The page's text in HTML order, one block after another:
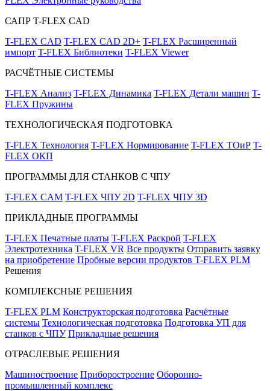
САПР T-FLEX CAD
T-FLEX CAD T-FLEX CAD 2D+ T-FLEX Расширенный
импорт T-FLEX Библиотеки T-FLEX Viewer
РАСЧЁТНЫЕ СИСТЕМЫ
T-FLEX Анализ T-FLEX Динамика T-FLEX Детали машин T-
FLEX Пружины
ТЕХНОЛОГИЧЕСКАЯ ПОДГОТОВКА
T-FLEX Технология T-FLEX Нормирование T-FLEX ТОиР T-
FLEX ОКП
ПРОГРАММЫ ДЛЯ СТАНКОВ С ЧПУ
T-FLEX CAM T-FLEX ЧПУ 2D T-FLEX ЧПУ 3D
ПРИКЛАДНЫЕ ПРОГРАММЫ
T-FLEX Печатные платы T-FLEX Раскрой T-FLEX
Электротехника T-FLEX VR Все продукты Отправить заявку
на приобретение Пробные версии продуктов T-FLEX PLM
Решения
КОМПЛЕКСНЫЕ РЕШЕНИЯ
T-FLEX PLM Конструкторская подготовка Расчётные
системы Технологическая подготовка Подготовка УП для
станков с ЧПУ Прикладные решения
ОТРАСЛЕВЫЕ РЕШЕНИЯ
Машиностроение Приборостроение Оборонно-
промышленный комплекс